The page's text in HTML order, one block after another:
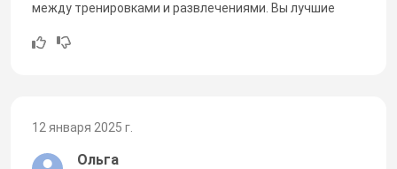
между тренировками и развлечениями. Вы лучшие
12 января 2025 г.
Ольга